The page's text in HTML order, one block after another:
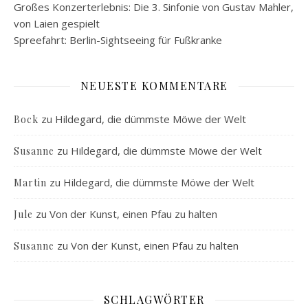
Großes Konzerterlebnis: Die 3. Sinfonie von Gustav Mahler,
von Laien gespielt
Spreefahrt: Berlin-Sightseeing für Fußkranke
NEUESTE KOMMENTARE
Bock zu Hildegard, die dümmste Möwe der Welt
Susanne zu Hildegard, die dümmste Möwe der Welt
Martin zu Hildegard, die dümmste Möwe der Welt
Jule zu Von der Kunst, einen Pfau zu halten
Susanne zu Von der Kunst, einen Pfau zu halten
SCHLAGWÖRTER